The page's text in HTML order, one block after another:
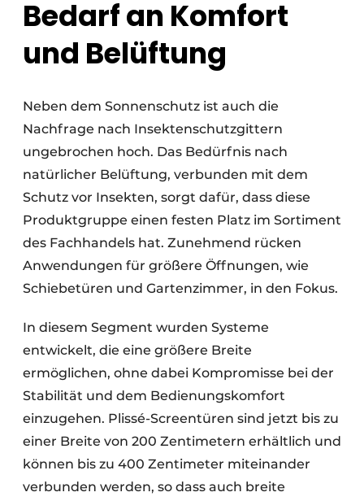
Bedarf an Komfort
und Belüftung
Neben dem Sonnenschutz ist auch die
Nachfrage nach Insektenschutzgittern
ungebrochen hoch. Das Bedürfnis nach
natürlicher Belüftung, verbunden mit dem
Schutz vor Insekten, sorgt dafür, dass diese
Produktgruppe einen festen Platz im Sortiment
des Fachhandels hat. Zunehmend rücken
Anwendungen für größere Öffnungen, wie
Schiebetüren und Gartenzimmer, in den Fokus.
In diesem Segment wurden Systeme
entwickelt, die eine größere Breite
ermöglichen, ohne dabei Kompromisse bei der
Stabilität und dem Bedienungskomfort
einzugehen. Plissé-Screentüren sind jetzt bis zu
einer Breite von 200 Zentimetern erhältlich und
können bis zu 400 Zentimeter miteinander
verbunden werden, so dass auch breite